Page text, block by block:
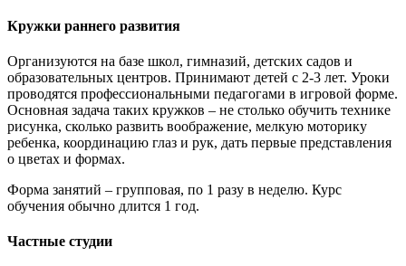
Кружки раннего развития
Организуются на базе школ, гимназий, детских садов и
образовательных центров. Принимают детей с 2-3 лет. Уроки
проводятся профессиональными педагогами в игровой форме.
Основная задача таких кружков – не столько обучить технике
рисунка, сколько развить воображение, мелкую моторику
ребенка, координацию глаз и рук, дать первые представления
о цветах и формах.
Форма занятий – групповая, по 1 разу в неделю. Курс
обучения обычно длится 1 год.
Частные студии